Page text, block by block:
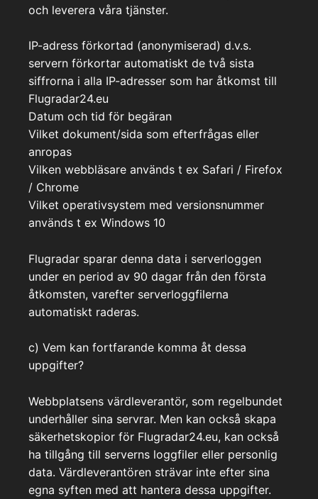
och leverera våra tjänster.
IP-adress förkortad (anonymiserad) d.v.s.
servern förkortar automatiskt de två sista
siffrorna i alla IP-adresser som har åtkomst till
Flugradar24.eu
Datum och tid för begäran
Vilket dokument/sida som efterfrågas eller
anropas
Vilken webbläsare används t ex Safari / Firefox
/ Chrome
Vilket operativsystem med versionsnummer
används t ex Windows 10
Flugradar sparar denna data i serverloggen
under en period av 90 dagar från den första
åtkomsten, varefter serverloggfilerna
automatiskt raderas.
c) Vem kan fortfarande komma åt dessa
uppgifter?
Webbplatsens värdleverantör, som regelbundet
underhåller sina servrar. Men kan också skapa
säkerhetskopior för Flugradar24.eu, kan också
ha tillgång till serverns loggfiler eller personlig
data. Värdleverantören strävar inte efter sina
egna syften med att hantera dessa uppgifter.